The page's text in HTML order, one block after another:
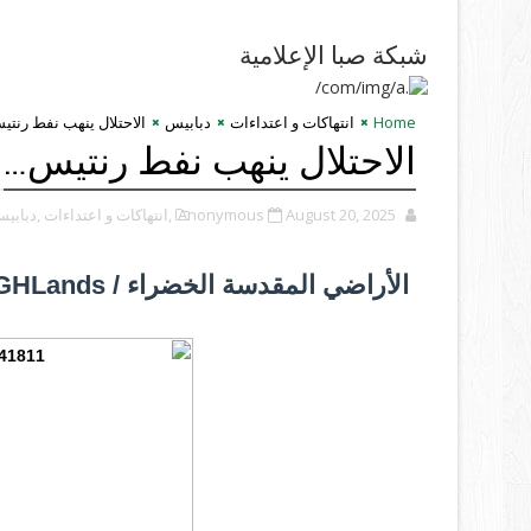
شبكة صبا الإعلامية
Home انتهاكات و اعتداءات دبابيس الاحتلال ينهب نفط
الاحتلال ينهب نفط رنتيس…
Anonymous August 20, 2025 ,انتهاكات و اعتداءات
الأراضي المقدسة الخضراء / GHLands